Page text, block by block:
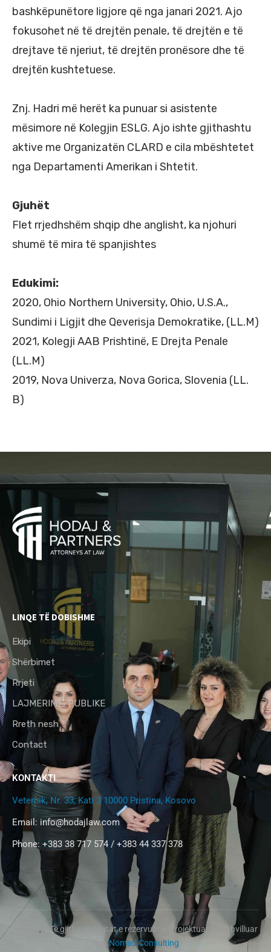
bashkëpunëtore ligjore që nga janari 2021. Ajo
fokusohet në të drejtën penale, të drejtën e të
drejtave të njeriut, të drejtën pronësore dhe të
drejtën kushtetuese.
Znj. Hadri më herët ka punuar si asistente
mësimore në Kolegjin ESLG. Ajo ishte gjithashtu
aktive me Organizatën CLARD e cila mbështetet
nga Departamenti Amerikan i Shtetit.
Gjuhët
Flet rrjedhshëm shqip dhe anglisht, ka njohuri
shumë të mira të spanjishtes
Edukimi:
2020, Ohio Northern University, Ohio, U.S.A.,
Sundimi i Ligjit dhe Qeverisja Demokratike, (LL.M)
2021, Kolegji AAB Prishtinë, E Drejta Penale
(LL.M)
2019, Nova Univerza, Nova Gorica, Slovenia (LL.
B)
LINQE TË DOBISHME
Ekipi
Shërbimet
Rrjeti
LAJMERIME/PUBLIKE
Rreth nesh
Contact
KONTAKTI
Veternik, Nr. 33, Kati 3 10000 Pristina, Kosovo
Email: info@hodajlaw.com
Phone: +383 38 717 574 / +383 44 337 378
@2024 – Të gjitha të drejtat e rezervuara. Projektuar dhe zhvilluar
ngaNomad Consulting